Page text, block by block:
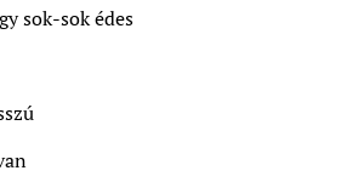
sok-sok édes